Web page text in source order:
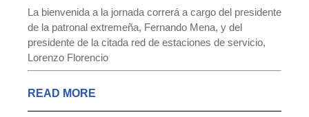
La bienvenida a la jornada correrá a cargo del presidente
de la patronal extremeña, Fernando Mena, y del
presidente de la citada red de estaciones de servicio,
Lorenzo Florencio
READ MORE